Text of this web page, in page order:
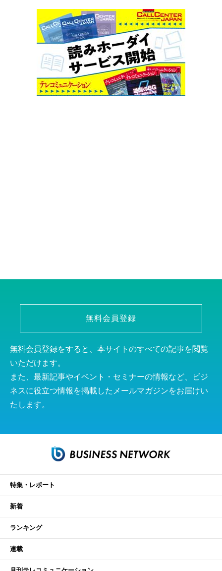
無料会員登録
無料会員登録をすると、本サイトのすべての記事を閲覧
いただけます。
また、最新記事やイベント・セミナーの情報など、ビジ
ネスに役立つ情報を掲載したメールマガジンをお届けい
たします。
特集・レポート
新着
ランキング
連載